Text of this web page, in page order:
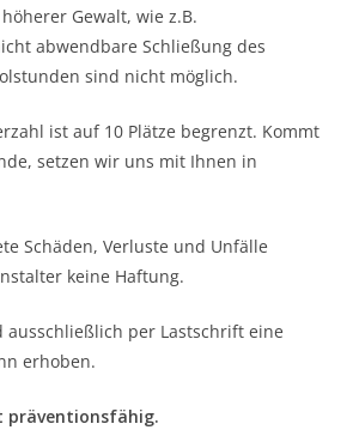
Gewalt, wie z.B.
abwendbare Schließung des
sind nicht möglich.
ist auf 10 Plätze begrenzt. Kommt
setzen wir uns mit Ihnen in
Schäden, Verluste und Unfälle
keine Haftung.
ausschließlich per Lastschrift eine
erhoben.
präventionsfähig.